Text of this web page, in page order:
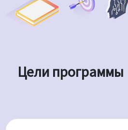
Цели программы